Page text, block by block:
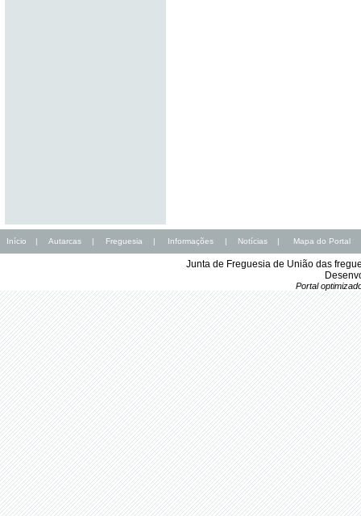
Início | Autarcas | Freguesia | Informações | Notícias | Mapa do Portal
Junta de Freguesia de União das
Portal